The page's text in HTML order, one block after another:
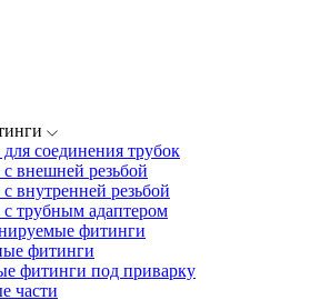
соединения трубок
внешней резьбой
внутренней резьбой
трубным адаптером
фитинги
фитинги
фитинги под приварку
части